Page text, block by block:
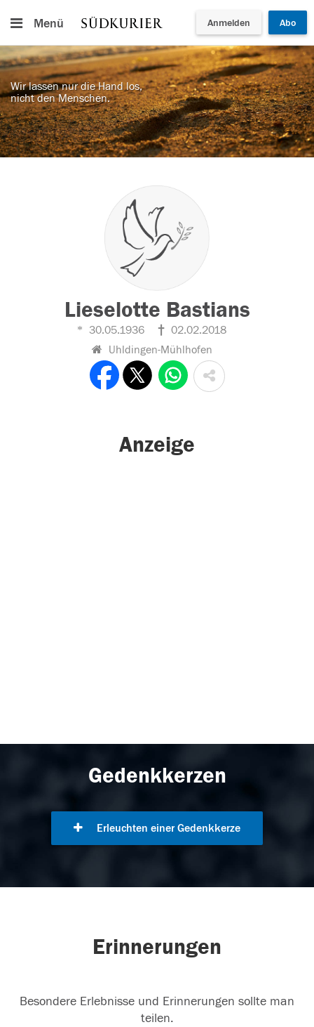
Menü Anmelden Abo
Wir lassen nur die Hand los,
nicht den Menschen.
Lieselotte Bastians
30.05.1936
02.02.2018
Uhldingen-Mühlhofen
Anzeige
Gedenkkerzen
Erleuchten einer Gedenkkerze
Erinnerungen
Besondere Erlebnisse und Erinnerungen sollte man
teilen.